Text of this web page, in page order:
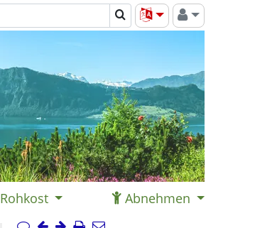
Rohkost Abnehmen